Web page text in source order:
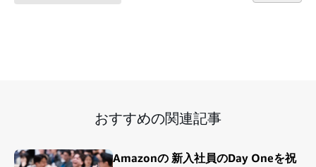
おすすめの関連記事
Amazonの 新入社員のDay Oneを祝